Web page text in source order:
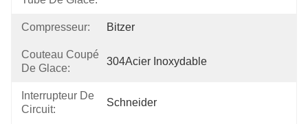
Compresseur: Bitzer
Couteau Coupé
De Glace:
304Acier Inoxydable
Interrupteur De
Circuit:
Schneider